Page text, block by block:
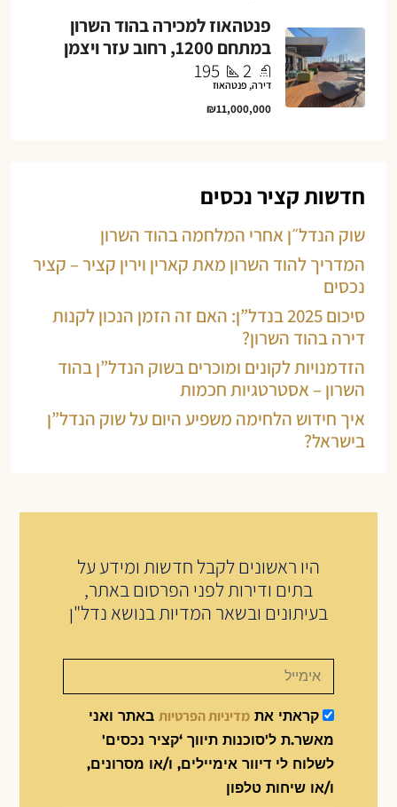
פנטהאוז למכירה בהוד השרון
במתחם 1200, רחוב עזר ויצמן
2
195
דירה, פנטהאוז
₪11,000,000
חדשות קציר נכסים
שוק הנדל״ן אחרי המלחמה בהוד השרון
המדריך להוד השרון מאת קארין וירין קציר – קציר
נכסים
סיכום 2025 בנדל”ן: האם זה הזמן הנכון לקנות
דירה בהוד השרון?
הזדמנויות לקונים ומוכרים בשוק הנדל”ן בהוד
השרון – אסטרטגיות חכמות
איך חידוש הלחימה משפיע היום על שוק הנדל”ן
בישראל?
היו ראשונים לקבל חדשות ומידע על
בתים ודירות לפני הפרסום באתר,
בעיתונים ובשאר המדיות בנושא נדל"ן
קראתי את מדיניות הפרטיות באתר ואני
מאשר.ת ל'סוכנות תיווך ‘קציר נכסים'
לשלוח לי דיוור אימיילים, ו/או מסרונים,
ו/או שיחות טלפון